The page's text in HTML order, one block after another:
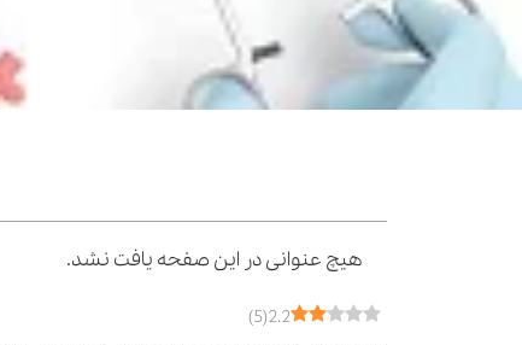
هیچ عنوانی در این صفحه یافت نشد.
2.2
(
5
)